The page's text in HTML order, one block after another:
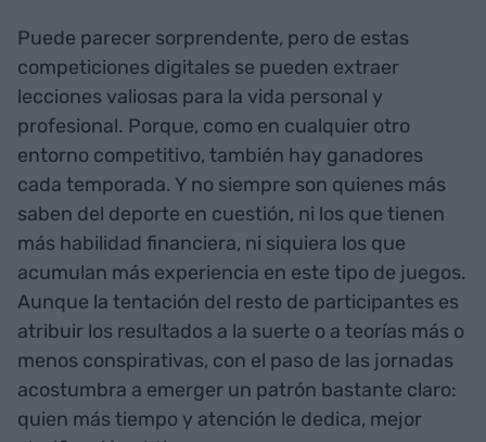
Puede parecer sorprendente, pero de estas
competiciones digitales se pueden extraer
lecciones valiosas para la vida personal y
profesional. Porque, como en cualquier otro
entorno competitivo, también hay ganadores
cada temporada. Y no siempre son quienes más
saben del deporte en cuestión, ni los que tienen
más habilidad financiera, ni siquiera los que
acumulan más experiencia en este tipo de juegos.
Aunque la tentación del resto de participantes es
atribuir los resultados a la suerte o a teorías más o
menos conspirativas, con el paso de las jornadas
acostumbra a emerger un patrón bastante claro:
quien más tiempo y atención le dedica, mejor